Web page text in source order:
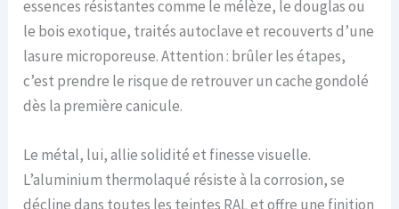
essences résistantes comme le mélèze, le douglas ou
le bois exotique, traités autoclave et recouverts d’une
lasure microporeuse. Attention : brûler les étapes,
c’est prendre le risque de retrouver un cache gondolé
dès la première canicule.
Le métal, lui, allie solidité et finesse visuelle.
L’aluminium thermolaqué résiste à la corrosion, se
décline dans toutes les teintes RAL et offre une finition